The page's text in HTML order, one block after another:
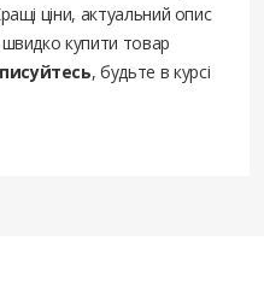
ціни, актуальний опис
купити товар
, будьте в курсі